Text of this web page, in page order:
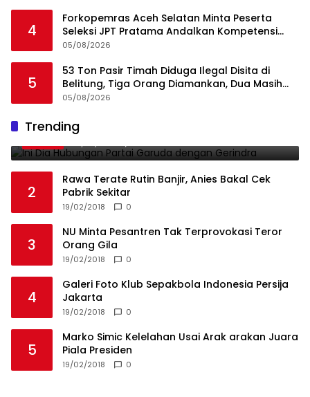
4
Forkopemras Aceh Selatan Minta Peserta
Seleksi JPT Pratama Andalkan Kompetensi
dan Integritas, Bukan Kedekatan
05/08/2026
5
53 Ton Pasir Timah Diduga Ilegal Disita di
Belitung, Tiga Orang Diamankan, Dua Masih
Diburu
05/08/2026
Trending
1
Gerindra
2
Rawa Terate Rutin Banjir, Anies Bakal Cek
Pabrik Sekitar
19/02/2018 0
3
NU Minta Pesantren Tak Terprovokasi Teror
Orang Gila
19/02/2018 0
4
Galeri Foto Klub Sepakbola Indonesia Persija
Jakarta
19/02/2018 0
5
Marko Simic Kelelahan Usai Arak arakan Juara
Piala Presiden
19/02/2018 0